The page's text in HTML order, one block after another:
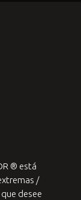
® está
/
desee